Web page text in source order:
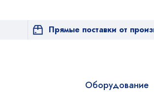
Прямые поставки от
Оборудование